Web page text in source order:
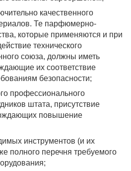
качественного
Те парфюмерно-
которые применяются и при
технического
союза, должны иметь
их соответствие
безопасности;
профессионального
штата, присутствие
повышение
инструментов (и их
полного перечня требуемого